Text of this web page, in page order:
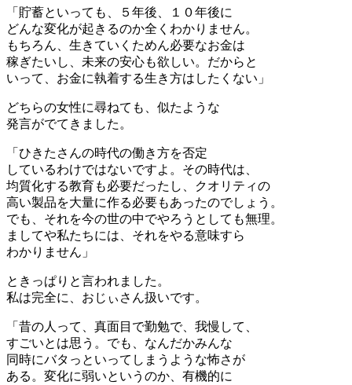
「貯蓄といっても、５年後、１０年後に
どんな変化が起きるのか全くわかりません。
もちろん、生きていくためん必要なお金は
稼ぎたいし、未来の安心も欲しい。だからと
いって、お金に執着する生き方はしたくない」
どちらの女性に尋ねても、似たような
発言がでてきました。
「ひきたさんの時代の働き方を否定
しているわけではないですよ。その時代は、
均質化する教育も必要だったし、クオリティの
高い製品を大量に作る必要もあったのでしょう。
でも、それを今の世の中でやろうとしても無理。
ましてや私たちには、それをやる意味すら
わかりません」
ときっぱりと言われました。
私は完全に、おじぃさん扱いです。
「昔の人って、真面目で勤勉で、我慢して、
すごいとは思う。でも、なんだかみんな
同時にバタっといってしまうような怖さが
ある。変化に弱いというのか、有機的に